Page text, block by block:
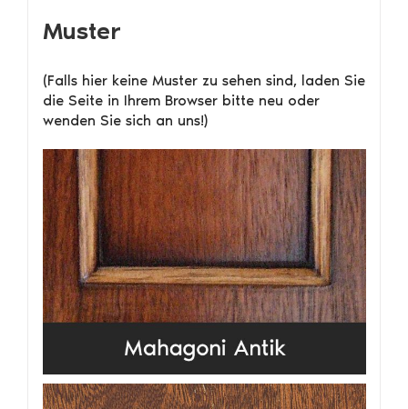
Muster
(Falls hier keine Muster zu sehen sind, laden Sie
die Seite in Ihrem Browser bitte neu oder
wenden Sie sich an uns!)